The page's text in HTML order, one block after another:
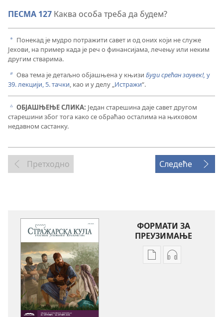
ПЕСМА 127 Каква особа треба да будем?
a Понекад је мудро потражити савет и од оних који не служе
Јехови, на пример када је реч о финансијама, лечењу или неким
другим стварима.
b Ова тема је детаљно објашњена у књизи Буди срећан заувек!, у
39. лекцији, 5. тачки, као и у делу „Истражи“.
c ОБЈАШЊЕЊЕ СЛИКА: Један старешина даје савет другом
старешини због тога како се обраћао осталима на њиховом
недавном састанку.
Претходно Следеће
ФОРМАТИ ЗА
ПРЕУЗИМАЊЕ
ФорматиФормати